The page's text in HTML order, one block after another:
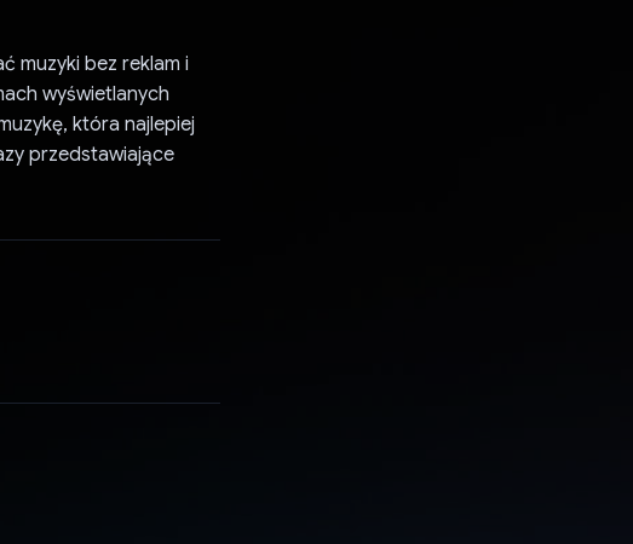
muzyki bez reklam i
wyświetlanych
która najlepiej
przedstawiające